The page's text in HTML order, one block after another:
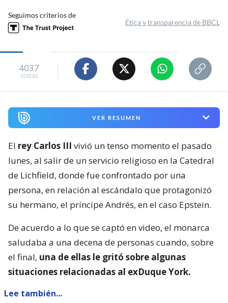
Seguimos criterios de
Ética y transparencia de BBCL
4037
visitas
VER RESUMEN
El rey Carlos III vivió un tenso momento el pasado
lunes, al salir de un servicio religioso en la Catedral
de Lichfield, donde fue confrontado por una
persona, en relación al escándalo que protagonizó
su hermano, el príncipe Andrés, en el caso Epstein.
De acuerdo a lo que se captó en video, el monarca
saludaba a una decena de personas cuando, sobre
el final, una de ellas le gritó sobre algunas
situaciones relacionadas al exDuque York.
Lee también...